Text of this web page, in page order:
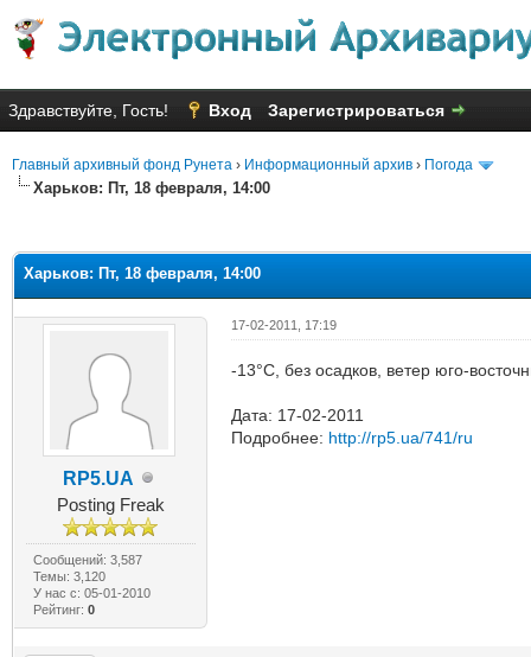
Здравствуйте, Гость! Вход Зарегистрироваться
Главный архивный фонд Рунета › Информационный архив › Погода
Харьков: Пт, 18 февраля, 14:00
Харьков: Пт, 18 февраля, 14:00
RP5.UA
Posting Freak
Сообщений: 3,587
Темы: 3,120
У нас с: 05-01-2010
Рейтинг: 0
17-02-2011, 17:19
-13°C, без осадков, ветер юго-
Дата: 17-02-2011
Подробнее: http://rp5.ua/741/ru